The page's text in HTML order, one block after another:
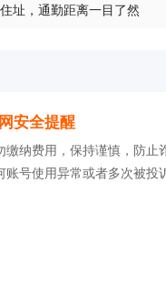
址，通勤距离一目了然
安全提醒
缴纳费用，保持谨慎，防止
账号使用异常或者多次被投